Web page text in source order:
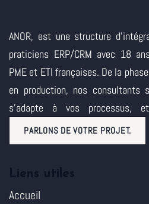
ANOR, est une structure
praticiens ERP/CRM avec 18
PME et ETI françaises. De la
en production, nos consultants
s'adapte à vos processus,
PARLONS DE VOTRE PROJET.
Accueil